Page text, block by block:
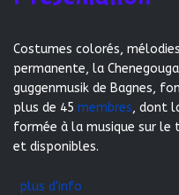
Costumes colorés,
permanente, la
guggenmusik de Bagnes,
plus de 45 membres, dont
formée à la musique sur le
et disponibles.
plus d'info